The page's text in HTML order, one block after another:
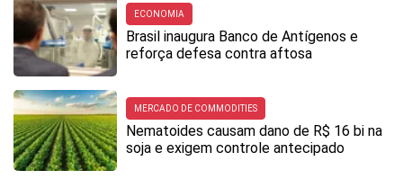
ECONOMIA
Brasil inaugura Banco de Antígenos e
reforça defesa contra aftosa
MERCADO DE COMMODITIES
Nematoides causam dano de R$ 16 bi na
soja e exigem controle antecipado